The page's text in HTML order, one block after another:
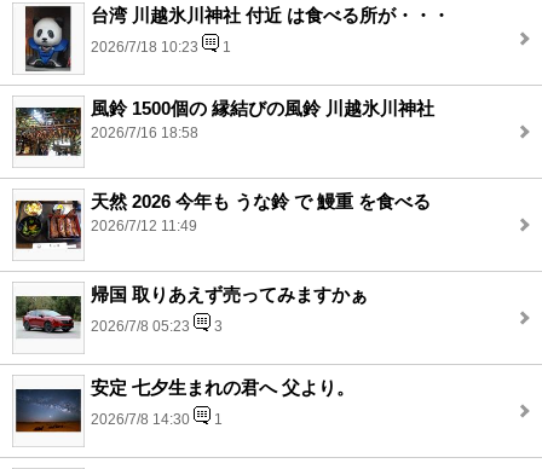
台湾 川越氷川神社 付近 は食べる所が・・・
2026/7/18 10:23 1
風鈴 1500個の 縁結びの風鈴 川越氷川神社
2026/7/16 18:58
天然 2026 今年も うな鈴 で 鰻重 を食べる
2026/7/12 11:49
帰国 取りあえず売ってみますかぁ
2026/7/8 05:23 3
安定 七夕生まれの君へ 父より。
2026/7/8 14:30 1